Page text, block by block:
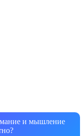
и мышление